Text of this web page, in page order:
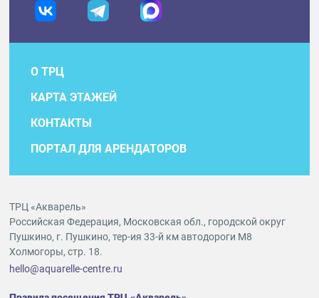
О ТРЦ
КАРТА ЭТАЖЕЙ
КОНТАКТЫ
ПОРТАЛ ДЛЯ АРЕНДАТОРОВ
ТРЦ «Акварель»
Российская Федерация, Московская обл., городской округ
Пушкино, г. Пушкино, тер-ия 33-й км автодороги М8
Холмогоры, стр. 18.
hello@aquarelle-centre.ru